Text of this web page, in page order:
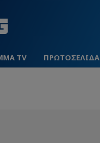
TV ΠΡΩΤΟΣΕΛΙΔΑ